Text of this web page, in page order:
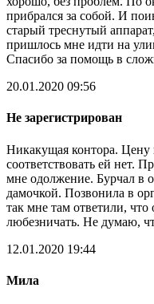
прибрался за собой. И
старый треснутый
пришлось мне идти на
Спасибо за помощь в
20.01.2020 09:56
Не зарегистрирован
Никакущая контора. Цену
соответствовать ей нет.
мне одолжение. Бурчал в
дамочкой. Позвонила в
так мне там ответили, что
любезничать. Не думаю,
12.01.2020 19:44
Мила